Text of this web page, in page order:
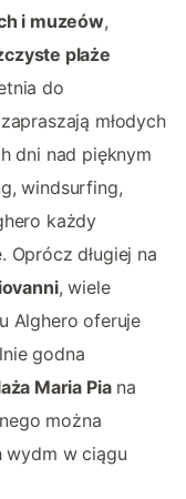
i muzeów,
plaże
do
młodych
dni nad pięknym
windsurfing,
każdy
długiej na
, wiele
Alghero oferuje
godna
Maria Piana
można
wydm w ciągu